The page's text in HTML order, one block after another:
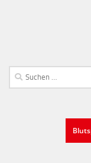
Suchen
nach: